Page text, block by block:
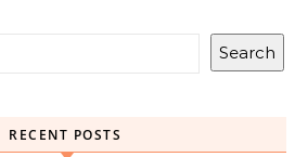
Search
RECENT POSTS